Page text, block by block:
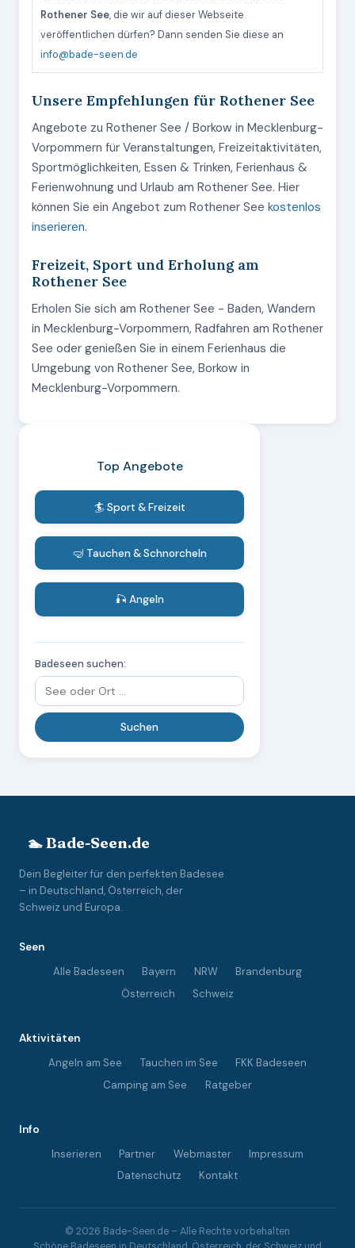
Rothener See, die wir auf dieser Webseite
veröffentlichen dürfen? Dann senden Sie diese an
info@bade-seen.de
Unsere Empfehlungen für Rothener See
Angebote zu Rothener See / Borkow in Mecklenburg-
Vorpommern für Veranstaltungen, Freizeitaktivitäten,
Sportmöglichkeiten, Essen & Trinken, Ferienhaus &
Ferienwohnung und Urlaub am Rothener See. Hier
können Sie ein Angebot zum Rothener See kostenlos
inserieren.
Freizeit, Sport und Erholung am
Rothener See
Erholen Sie sich am Rothener See - Baden, Wandern
in Mecklenburg-Vorpommern, Radfahren am Rothener
See oder genießen Sie in einem Ferienhaus die
Umgebung von Rothener See, Borkow in
Mecklenburg-Vorpommern.
Top Angebote
🏄 Sport & Freizeit
🤿 Tauchen & Schnorcheln
🎣 Angeln
Badeseen suchen:
🏊 Bade-Seen.de
Dein Begleiter für den perfekten Badesee
– in Deutschland, Österreich, der
Schweiz und Europa.
Seen
Alle Badeseen
Bayern NRW
Brandenburg
Österreich
Schweiz
Aktivitäten
Angeln am See
Tauchen im See
FKK Badeseen
Camping am See
Ratgeber
Info
Inserieren
Partner Webmaster
Impressum
Datenschutz
Kontakt
© 2026 Bade-Seen.de – Alle Rechte vorbehalten